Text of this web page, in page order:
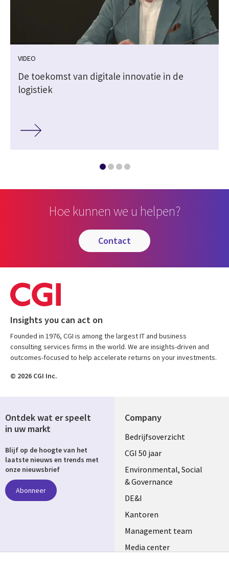
VIDEO
De toekomst van digitale innovatie in de
logistiek
Hoe kunnen we u helpen?
contact
Insights you can act on
Founded in 1976, CGI is among the largest IT and business
consulting services firms in the world. We are insights-driven and
outcomes-focused to help accelerate returns on your investments.
© 2026 CGI Inc.
Company
Useful
links
NETHERLANDS
Bedrijfsoverzicht
CGI 50 jaar
Environmental, Social
& Governance
DE&I
Kantoren
Management team
Media center
Ontdek wat er speelt
in uw markt
Blijf op de hoogte van het
laatste nieuws en trends met
onze nieuwsbrief
Abonneer